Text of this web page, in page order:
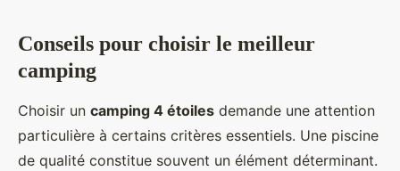
Conseils pour choisir le meilleur
camping
Choisir un camping 4 étoiles demande une attention
particulière à certains critères essentiels. Une piscine
de qualité constitue souvent un élément déterminant.